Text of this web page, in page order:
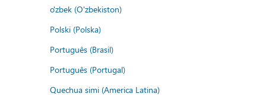
o'zbek (O'zbekiston)
Polski (Polska)
Português (Brasil)
Português (Portugal)
Quechua simi (America Latina)